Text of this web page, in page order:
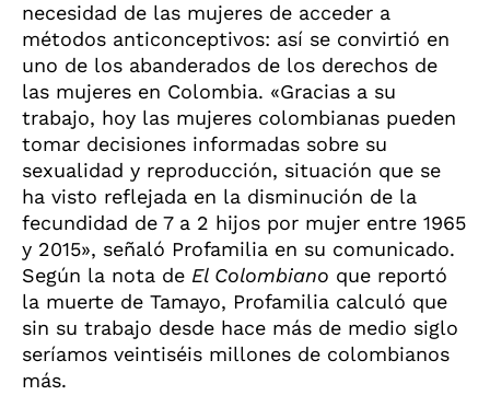
necesidad de las mujeres de acceder a
métodos anticonceptivos: así se convirtió en
uno de los abanderados de los derechos de
las mujeres en Colombia. «Gracias a su
trabajo, hoy las mujeres colombianas pueden
tomar decisiones informadas sobre su
sexualidad y reproducción, situación que se
ha visto reflejada en la disminución de la
fecundidad de 7 a 2 hijos por mujer entre 1965
y 2015», señaló Profamilia en su comunicado.
Según la nota de El Colombiano que reportó
la muerte de Tamayo, Profamilia calculó que
sin su trabajo desde hace más de medio siglo
seríamos veintiséis millones de colombianos
más.